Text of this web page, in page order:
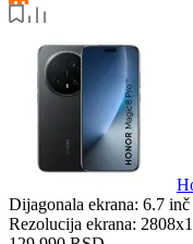
Dijagonala ekrana: 6.7 inč
Rezolucija ekrana: